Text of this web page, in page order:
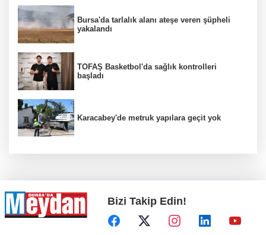
Bursa'da tarlalık alanı ateşe veren şüpheli
yakalandı
TOFAŞ Basketbol'da sağlık kontrolleri
başladı
Karacabey'de metruk yapılara geçit yok
Bizi Takip Edin!